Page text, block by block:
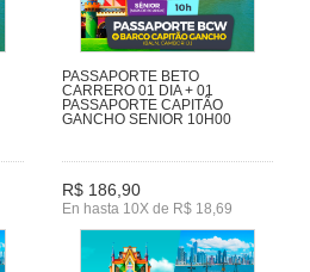
PASSAPORTE BETO
CARRERO 01 DIA + 01
PASSAPORTE CAPITÃO
GANCHO SENIOR 10H00
R$ 186,90
En hasta 10X de R$ 18,69